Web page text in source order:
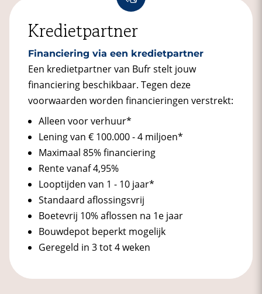
Kredietpartner
Financiering via een kredietpartner
Een kredietpartner van Bufr stelt jouw
financiering beschikbaar. Tegen deze
voorwaarden worden financieringen verstrekt:
Alleen voor verhuur*
Lening van € 100.000 - 4 miljoen*
Maximaal 85% financiering
Rente vanaf 4,95%
Looptijden van 1 - 10 jaar*
Standaard aflossingsvrij
Boetevrij 10% aflossen na 1e jaar
Bouwdepot beperkt mogelijk
Geregeld in 3 tot 4 weken